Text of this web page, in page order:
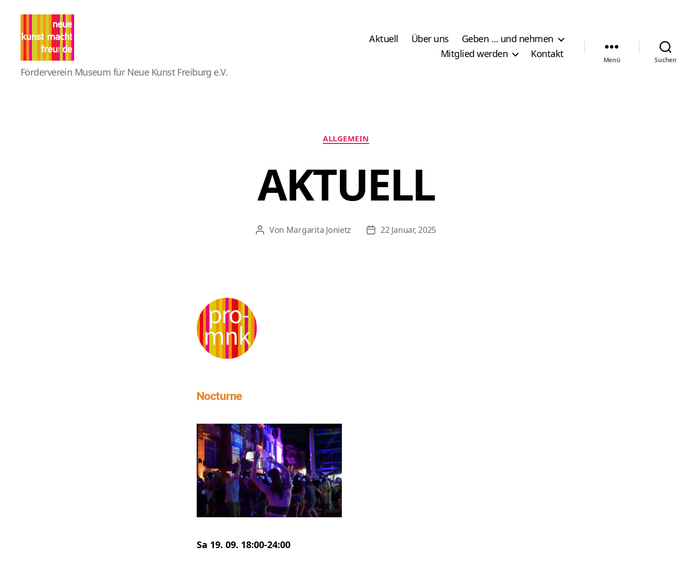
Pro
MNK
Förderverein Museum für Neue Kunst Freiburg e.V.
Aktuell Über uns
Geben … und nehmen
Mitglied werden
Kontakt
Menü Suchen
Kategorien
ALLGEMEIN
AKTUELL
Beitragsautor
Von Margarita Jonietz Veröffentlichungsdatum
22 Januar, 2025
Nocturne
Sa 19. 09. 18:00-24:00